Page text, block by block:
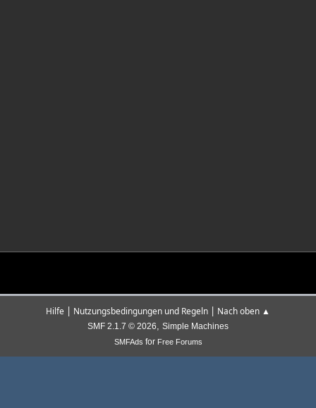
Hilfe | Nutzungsbedingungen und Regeln | Nach oben ▲
SMF 2.1.7 © 2026, Simple Machines
SMFAds for Free Forums